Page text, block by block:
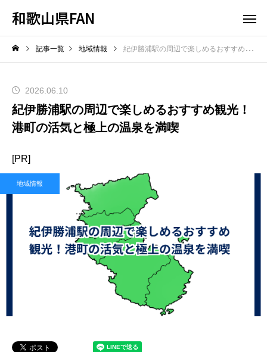
和歌山県FAN
記事一覧 地域情報 紀伊勝浦駅の周辺で楽しめるおすすめ観光！港町の活気と極上の温泉を満喫
2026.06.10
紀伊勝浦駅の周辺で楽しめるおすすめ観光！
港町の活気と極上の温泉を満喫
[PR]
地域情報